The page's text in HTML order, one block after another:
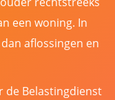
een woning. In
aflossingen en
de Belastingdienst